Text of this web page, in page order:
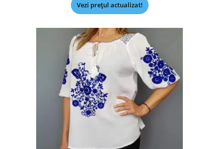
Vezi prețul actualizat!